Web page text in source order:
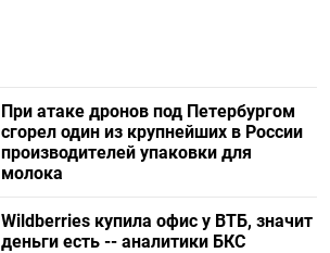
При атаке дронов под Петербургом
сгорел один из крупнейших в России
производителей упаковки для
молока
Wildberries купила офис у ВТБ, значит
деньги есть -- аналитики БКС